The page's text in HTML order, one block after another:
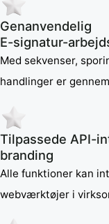
Genanvendelig
E-signatur-
Med sekvenser,
handlinger er
Tilpassede API-
branding
Alle funktioner kan
webværktøjer i